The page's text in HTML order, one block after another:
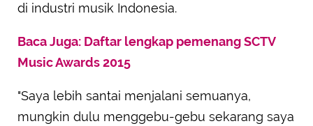
di industri musik Indonesia.
Baca Juga: Daftar lengkap pemenang SCTV
Music Awards 2015
"Saya lebih santai menjalani semuanya,
mungkin dulu menggebu-gebu sekarang saya